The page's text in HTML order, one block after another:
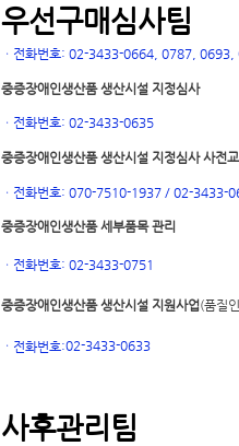
우선구매심사팀
ㆍ 전화번호: 02-3433-0664, 0787,
중증장애인생산품 생산시설 지정심사
ㆍ 전화번호: 02-3433-0635
중증장애인생산품 생산시설 지정심사 사전
ㆍ 전화번호: 070-7510-1937 / 02-3433-
중증장애인생산품 세부품목 관리
ㆍ 전화번호: 02-3433-0751
중증장애인생산품 생산시설 지원사업(품질
ㆍ 전화번호:02-3433-0633
사후관리팀